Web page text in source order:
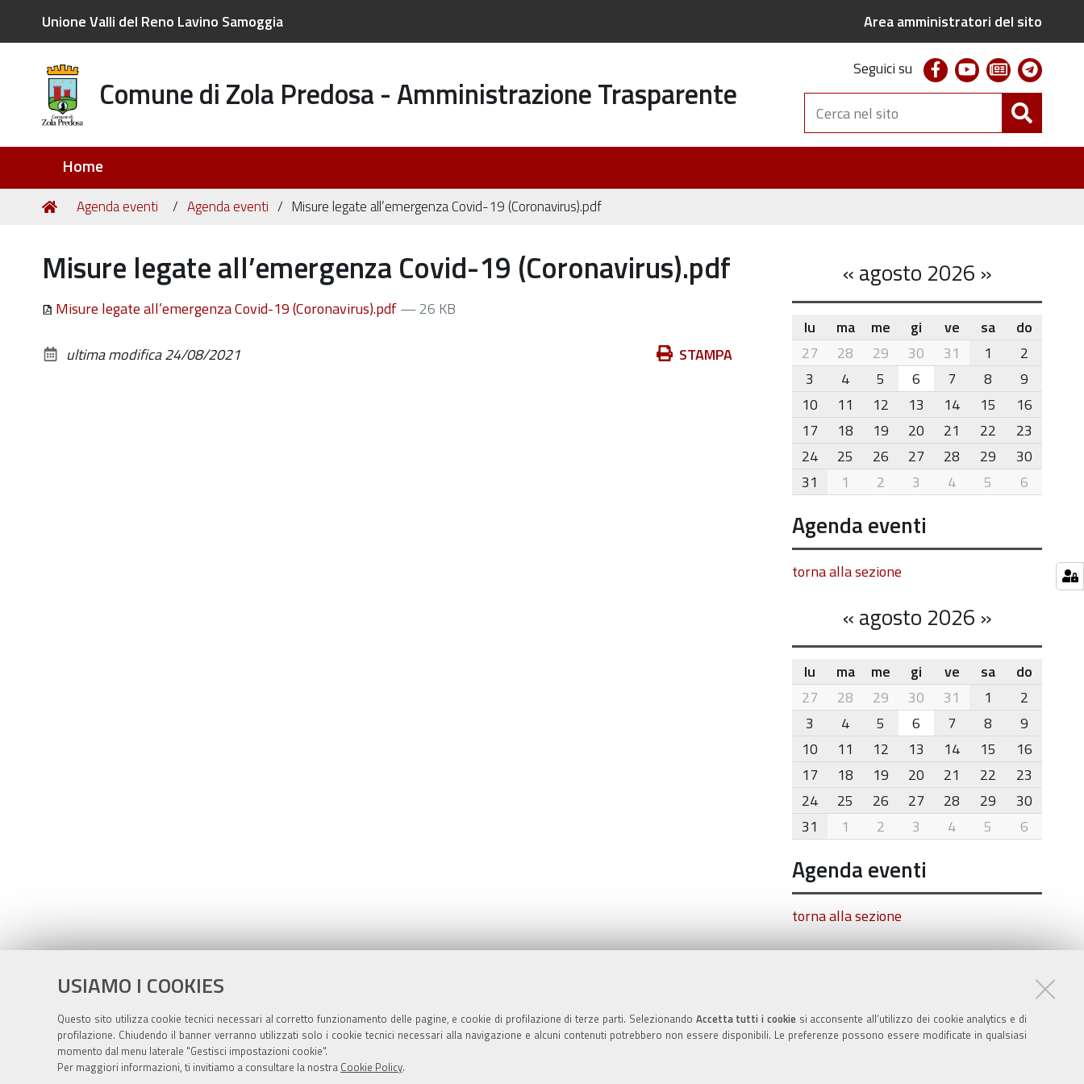
USIAMO I COOKIES
Questo sito utilizza cookie tecnici necessari al corretto funzionamento delle pagine, e cookie di profilazione di terze parti. Selezionando Accetta tutti i cookiesi acconsente all’utilizzo dei cookie analytics e di
profilazione. Chiudendo il banner verranno utilizzati solo i cookie tecnici necessari alla navigazione e alcuni contenuti potrebbero non essere disponibili. Le preferenze possono essere modificate in qualsiasi
momento dal menu laterale "Gestisci impostazioni cookie".
Per maggiori informazioni, ti invitiamo a consultare la nostra Cookie Policy.
Unione Valli del Reno Lavino Samoggia Area amministratori del sito
Comune di Zola Predosa - Amministrazione Trasparente
Seguici su facebookyoutubenewsletter
Cerca
nel
sito
Home
Tu
Home
Agenda eventi Agenda eventi Misure legate all’emergenza Covid-19 (Coronavirus).pdf
Misure legate all’emergenza Covid-19 (Coronavirus).pdf
Misure legate all’emergenza Covid-19 (Coronavirus).pdf— 26 KB
Azioni STAMPA
ultima modifica24/08/2021
«agosto 2026 »
month-
8
lu ma me gi ve sa
do
27
28 29 30 31 1
2
3
4 5 6 7 8
9
10
11 12 13 14 15
16
17
18 19 20 21 22
23
24
25 26 27 28 29
30
31
1 2 3 4 5 6
Agenda eventi
torna alla sezione
«agosto 2026 »
month-
8
lu ma me gi ve sa
do
27
28 29 30 31 1
2
3
4 5 6 7 8
9
10
11 12 13 14 15
16
17
18 19 20 21 22
23
24
25 26 27 28 29
30
31
1 2 3 4 5 6
Agenda eventi
torna alla sezione